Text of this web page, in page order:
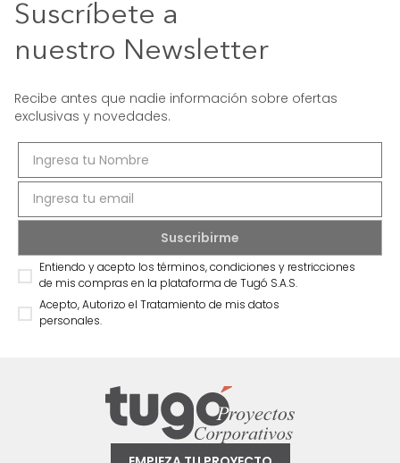
Suscríbete a
nuestro Newsletter
Recibe antes que nadie información sobre ofertas
exclusivas y novedades.
Entiendo y acepto los términos, condiciones y restricciones
de mis compras en la plataforma de Tugó S.A.S.
Acepto, Autorizo el Tratamiento de mis datos
personales.